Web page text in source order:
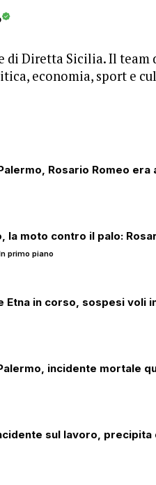
di Diretta Sicilia. Il
economia, sport e
Rosario Romeo era
la moto contro il palo:
primo piano
Etna in corso, sospesi voli
incidente mortale
sul lavoro,